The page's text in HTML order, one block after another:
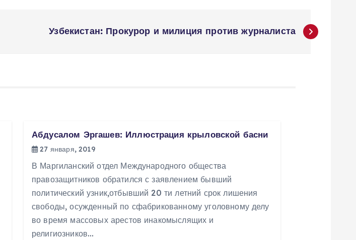
Узбекистан: Прокурор и милиция против журналиста
Абдусалом Эргашев: Иллюстрация крыловской басни
27 января, 2019
В Маргиланский отдел Международного общества
правозащитников обратился с заявлением бывший
политический узник,отбывший 20 ти летний срок лишения
свободы, осужденный по сфабрикованному уголовному делу
во время массовых арестов инакомыслящих и
религиозников…